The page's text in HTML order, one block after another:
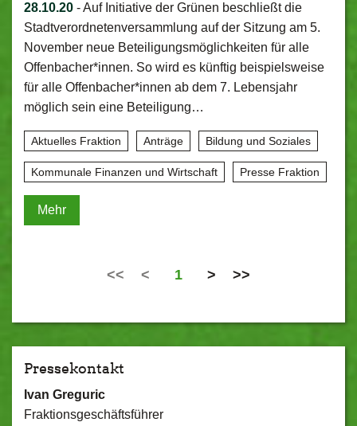
28.10.20 -Auf Initiative der Grünen beschließt die
Stadtverordnetenversammlung auf der Sitzung am 5.
November neue Beteiligungsmöglichkeiten für alle
Offenbacher*innen. So wird es künftig beispielsweise
für alle Offenbacher*innen ab dem 7. Lebensjahr
möglich sein eine Beteiligung…
Aktuelles Fraktion Anträge Bildung und Soziales
Kommunale Finanzen und Wirtschaft Presse Fraktion
Mehr
<< < 1 > >>
Pressekontakt
Ivan Greguric
Fraktionsgeschäftsführer